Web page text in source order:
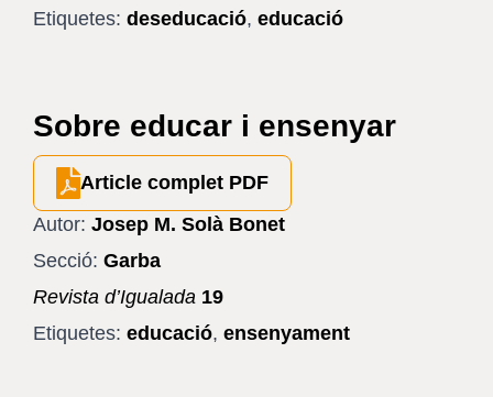
Etiquetes: deseducació, educació
Sobre educar i ensenyar
Article complet PDF
Autor: Josep M. Solà Bonet
Secció: Garba
Revista d’Igualada 19
Etiquetes: educació, ensenyament